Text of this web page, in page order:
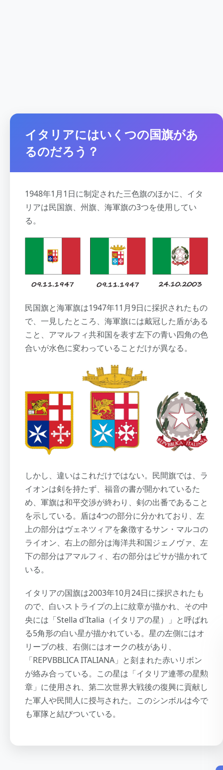
イタリアにはいくつの国旗があ
るのだろう？
1948年1月1日に制定された三色旗のほかに、イタ
リアは民国旗、州旗、海軍旗の3つを使用してい
る。
民国旗と海軍旗は1947年11月9日に採択されたもの
で、一見したところ、海軍旗には戴冠した盾がある
こと、アマルフィ共和国を表す左下の青い四角の色
合いが水色に変わっていることだけが異なる。
しかし、違いはこれだけではない。民間旗では、ラ
イオンは剣を持たず、福音の書が開かれているた
め、軍旗は和平交渉が終わり、剣の出番であること
を示している。盾は4つの部分に分かれており、左
上の部分はヴェネツィアを象徴するサン・マルコの
ライオン、右上の部分は海洋共和国ジェノヴァ、左
下の部分はアマルフィ、右の部分はピサが描かれて
いる。
イタリアの国旗は2003年10月24日に採択されたも
ので、白いストライプの上に紋章が描かれ、その中
央には「Stella d'Italia（イタリアの星）」と呼ばれ
る5角形の白い星が描かれている。星の左側にはオ
リーブの枝、右側にはオークの枝があり、
「REPVBBLICA ITALIANA」と刻まれた赤いリボン
が絡み合っている。この星は「イタリア連帯の星勲
章」に使用され、第二次世界大戦後の復興に貢献し
た軍人や民間人に授与された。このシンボルは今で
も軍隊と結びついている。